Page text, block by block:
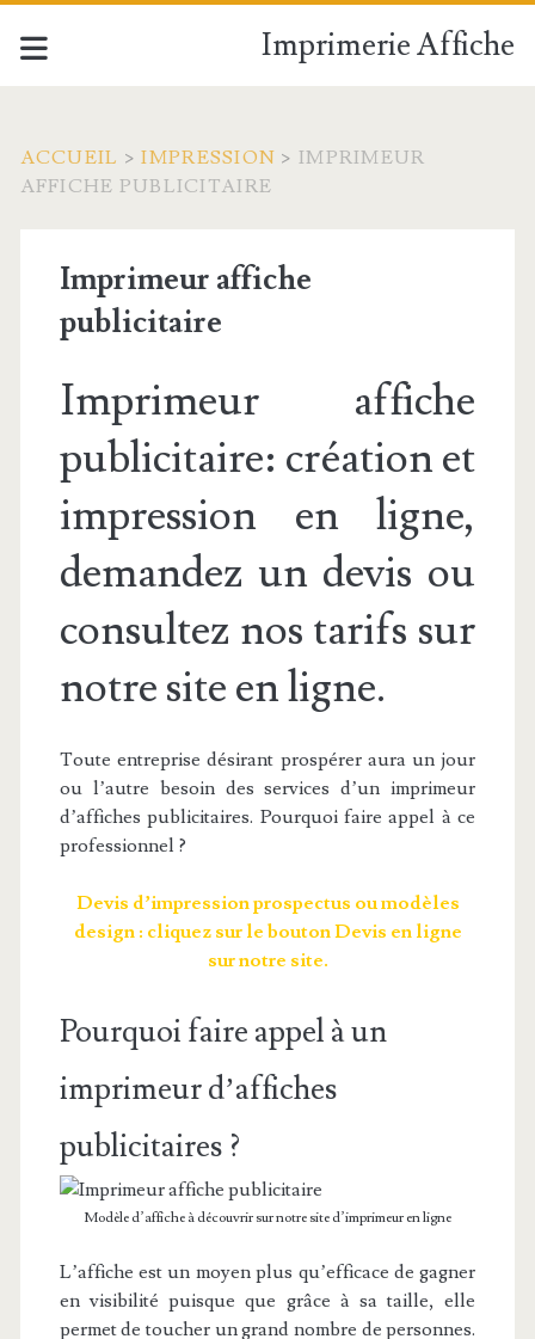
Imprimerie Affiche
ACCUEIL >IMPRESSION >IMPRIMEUR
AFFICHE PUBLICITAIRE
Imprimeur affiche
publicitaire
Imprimeur affiche
publicitaire: création et
impression en ligne,
demandez un devis ou
consultez nos tarifs sur
notre site en ligne.
Toute entreprise désirant prospérer aura un jour
ou l’autre besoin des services d’un imprimeur
d’affiches publicitaires. Pourquoi faire appel à ce
professionnel ?
Devis d’impression prospectus ou modèles
design : cliquez sur le bouton Devis en ligne
sur notre site.
Pourquoi faire appel à un
imprimeur d’affiches
publicitaires ?
Modèle d’affiche à découvrir sur notre site d’imprimeur en ligne
L’affiche est un moyen plus qu’efficace de gagner
en visibilité puisque que grâce à sa taille, elle
permet de toucher un grand nombre de personnes.